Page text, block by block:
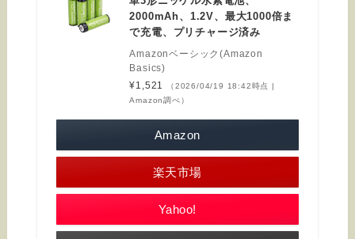
2000mAh、1.2V、最大1000倍ま
で充電、プリチャージ済み
Amazonベーシック(Amazon
Basics)
¥1,521
（2026/04/19 18:42時点 |
Amazon調べ）
Amazon
楽天市場
Yahoo!